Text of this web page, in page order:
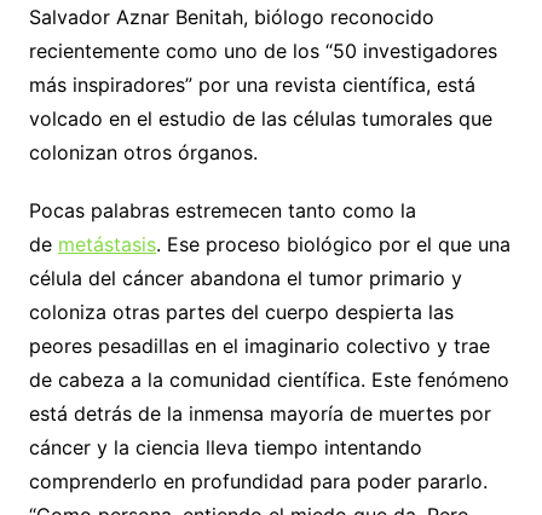
Salvador Aznar Benitah, biólogo reconocido
recientemente como uno de los “50 investigadores
más inspiradores” por una revista científica, está
volcado en el estudio de las células tumorales que
colonizan otros órganos.
Pocas palabras estremecen tanto como la
de metástasis. Ese proceso biológico por el que una
célula del cáncer abandona el tumor primario y
coloniza otras partes del cuerpo despierta las
peores pesadillas en el imaginario colectivo y trae
de cabeza a la comunidad científica. Este fenómeno
está detrás de la inmensa mayoría de muertes por
cáncer y la ciencia lleva tiempo intentando
comprenderlo en profundidad para poder pararlo.